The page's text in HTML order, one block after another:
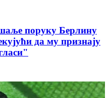
поруку Берлину
да му признају